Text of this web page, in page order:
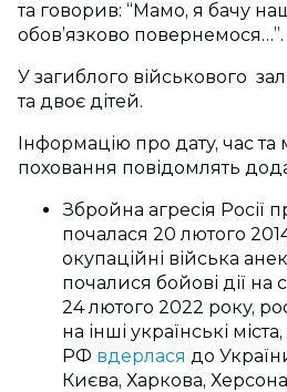
та говорив: “Мамо, я бачу
обов’язково повернемося…”.
У загиблого військового
та двоє дітей.
Інформацію про дату, час та
поховання повідомлять
Збройна агресія Росії
почалася 20 лютого
окупаційні війська
почалися бойові дії на
24 лютого 2022 року,
на інші українські
РФ вдерлася до
Києва, Харкова,